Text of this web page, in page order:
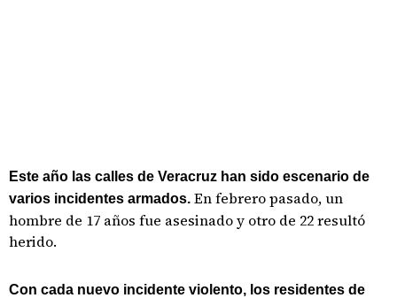
Este año las calles de Veracruz han sido escenario de
varios incidentes armados. En febrero pasado, un
hombre de 17 años fue asesinado y otro de 22 resultó
herido.
Con cada nuevo incidente violento, los residentes de